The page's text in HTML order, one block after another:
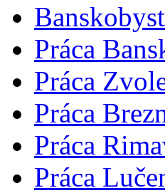
Práca
Práca
Práca
Práca
Práca